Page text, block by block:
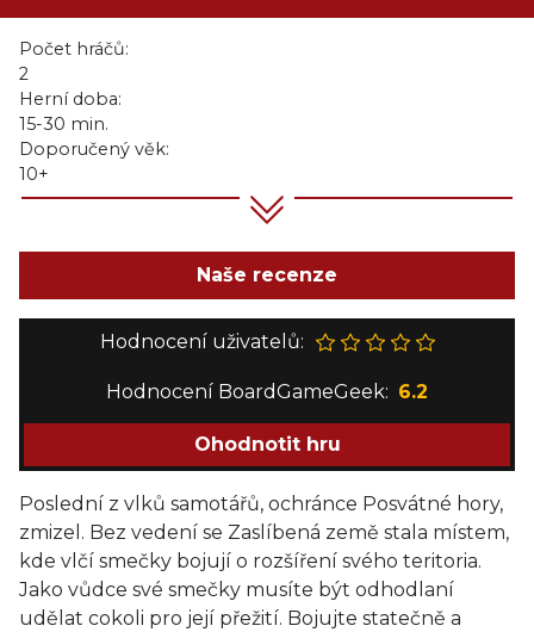
Počet hráčů:
2
Herní doba:
15-30 min.
Doporučený věk:
10+
Naše recenze
Hodnocení uživatelů:
Hodnocení BoardGameGeek: 6.2
Ohodnotit hru
Poslední z vlků samotářů, ochránce Posvátné hory,
zmizel. Bez vedení se Zaslíbená země stala místem,
kde vlčí smečky bojují o rozšíření svého teritoria.
Jako vůdce své smečky musíte být odhodlaní
udělat cokoli pro její přežití. Bojujte statečně a